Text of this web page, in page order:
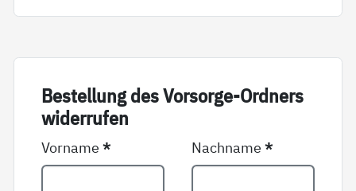
Be­stel­lung des Vor­sor­ge-Ord­ners
wi­der­ru­fen
Vorname* Nachname*